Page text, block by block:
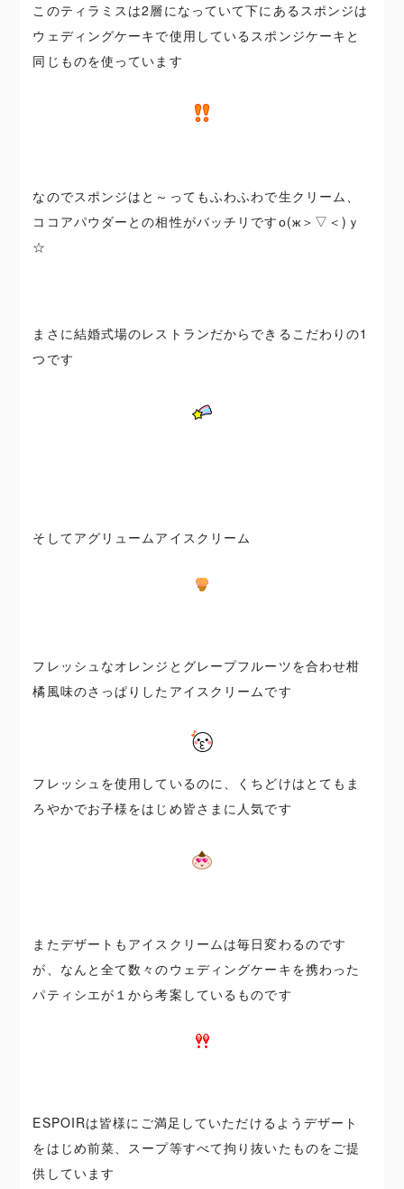
このティラミスは2層になっていて下にあるスポンジは
ウェディングケーキで使用しているスポンジケーキと
同じものを使っています
なのでスポンジはと～ってもふわふわで生クリーム、
ココアパウダーとの相性がバッチリですо(ж＞▽＜)ｙ
☆
まさに結婚式場のレストランだからできるこだわりの1
つです
そしてアグリュームアイスクリーム
フレッシュなオレンジとグレープフルーツを合わせ柑
橘風味のさっぱりしたアイスクリームです
フレッシュを使用しているのに、くちどけはとてもま
ろやかでお子様をはじめ皆さまに人気です
またデザートもアイスクリームは毎日変わるのです
が、なんと全て数々のウェディングケーキを携わった
パティシエが１から考案しているものです
ESPOIRは皆様にご満足していただけるようデザート
をはじめ前菜、スープ等すべて拘り抜いたものをご提
供しています